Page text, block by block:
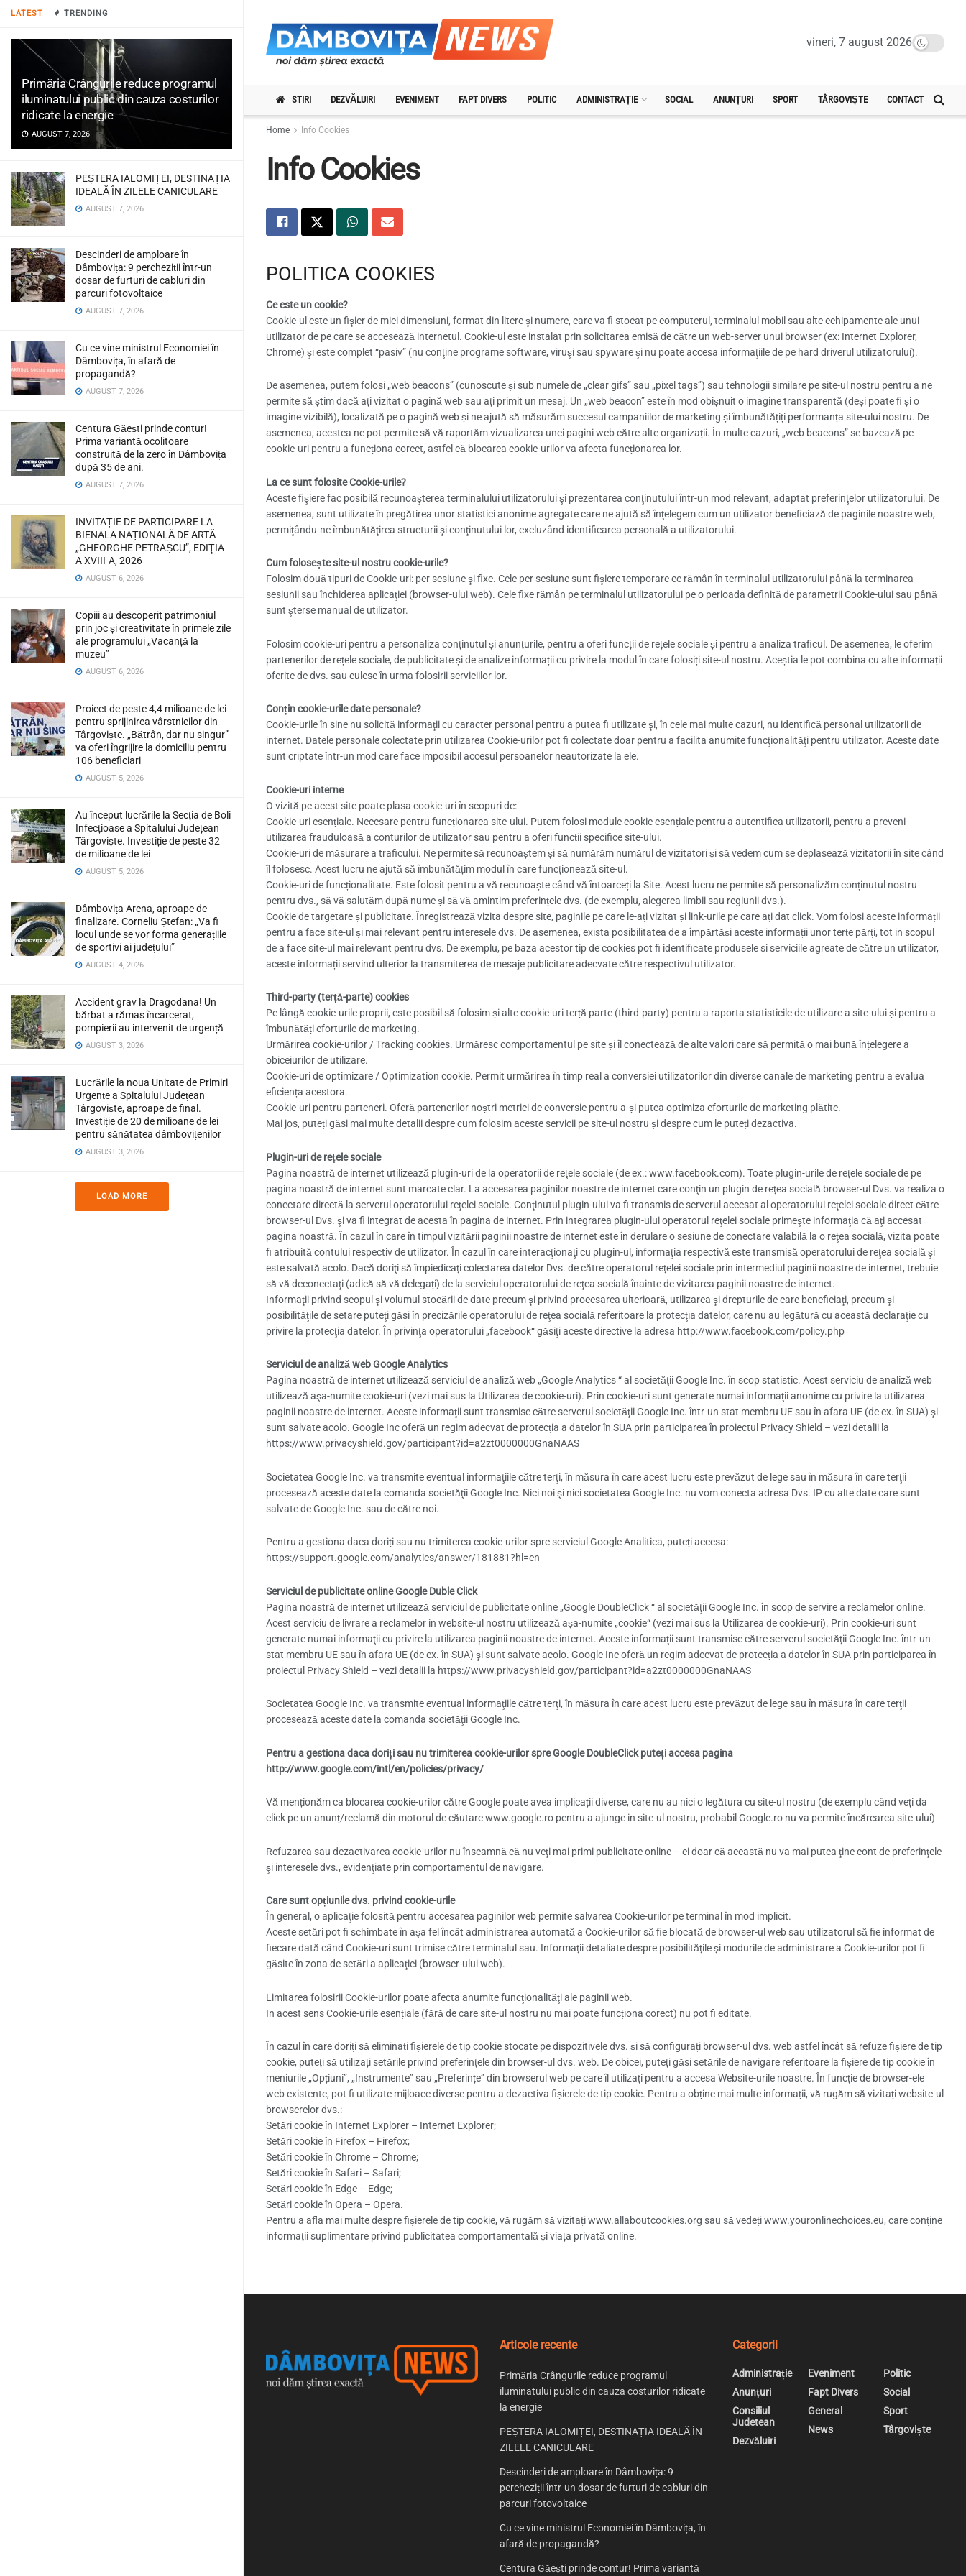
LATEST TRENDING
Primăria Crângurile reduce programul
iluminatului public din cauza costurilor
ridicate la energie
AUGUST 7, 2026
PEȘTERA IALOMIȚEI, DESTINAȚIA
IDEALĂ ÎN ZILELE CANICULARE
AUGUST 7, 2026
Descinderi de amploare în
Dâmbovița: 9 percheziții într-un
dosar de furturi de cabluri din
parcuri fotovoltaice
AUGUST 7, 2026
Cu ce vine ministrul Economiei în
Dâmbovița, în afară de
propagandă?
AUGUST 7, 2026
Centura Găești prinde contur!
Prima variantă ocolitoare
construită de la zero în Dâmbovița
după 35 de ani.
AUGUST 7, 2026
INVITAȚIE DE PARTICIPARE LA
BIENALA NAȚIONALĂ DE ARTĂ
„GHEORGHE PETRAȘCU”, EDIŢIA
A XVIII-A, 2026
AUGUST 6, 2026
Copiii au descoperit patrimoniul
prin joc și creativitate în primele zile
ale programului „Vacanță la
muzeu”
AUGUST 6, 2026
Proiect de peste 4,4 milioane de lei
pentru sprijinirea vârstnicilor din
Târgoviște. „Bătrân, dar nu singur”
va oferi îngrijire la domiciliu pentru
106 beneficiari
AUGUST 5, 2026
Au început lucrările la Secția de Boli
Infecțioase a Spitalului Județean
Târgoviște. Investiție de peste 32
de milioane de lei
AUGUST 5, 2026
Dâmbovița Arena, aproape de
finalizare. Corneliu Ștefan: „Va fi
locul unde se vor forma generațiile
de sportivi ai județului”
AUGUST 4, 2026
Accident grav la Dragodana! Un
bărbat a rămas încarcerat,
pompierii au intervenit de urgență
AUGUST 3, 2026
Lucrările la noua Unitate de Primiri
Urgențe a Spitalului Județean
Târgoviște, aproape de final.
Investiție de 20 de milioane de lei
pentru sănătatea dâmbovițenilor
AUGUST 3, 2026
LOAD MORE
vineri, 7 august 2026
STIRI DEZVĂLUIRI EVENIMENT FAPT DIVERS POLITIC ADMINISTRAȚIE SOCIAL ANUNȚURI SPORT TÂRGOVIȘTE CONTACT
Home Info Cookies
Info Cookies
POLITICA COOKIES
Ce este un cookie?
Cookie-ul este un fişier de mici dimensiuni, format din litere şi numere, care va fi stocat pe computerul, terminalul mobil sau alte echipamente ale unui
utilizator de pe care se accesează internetul. Cookie-ul este instalat prin solicitarea emisă de către un web-server unui browser (ex: Internet Explorer,
Chrome) şi este complet “pasiv” (nu conţine programe software, viruşi sau spyware şi nu poate accesa informaţiile de pe hard driverul utilizatorului).
De asemenea, putem folosi „web beacons” (cunoscute și sub numele de „clear gifs” sau „pixel tags”) sau tehnologii similare pe site-ul nostru pentru a ne
permite să știm dacă ați vizitat o pagină web sau ați primit un mesaj. Un „web beacon” este în mod obișnuit o imagine transparentă (deși poate fi și o
imagine vizibilă), localizată pe o pagină web și ne ajută să măsurăm succesul campaniilor de marketing și îmbunătățiți performanța site-ului nostru. De
asemenea, acestea ne pot permite să vă raportăm vizualizarea unei pagini web către alte organizații. În multe cazuri, „web beacons” se bazează pe
cookie-uri pentru a funcționa corect, astfel că blocarea cookie-urilor va afecta funcționarea lor.
La ce sunt folosite Cookie-urile?
Aceste fişiere fac posibilă recunoaşterea terminalului utilizatorului şi prezentarea conţinutului într-un mod relevant, adaptat preferinţelor utilizatorului. De
asemenea, sunt utilizate în pregătirea unor statistici anonime agregate care ne ajută să înţelegem cum un utilizator beneficiază de paginile noastre web,
permiţându-ne îmbunătăţirea structurii şi conţinutului lor, excluzând identificarea personală a utilizatorului.
Cum folosește site-ul nostru cookie-urile?
Folosim două tipuri de Cookie-uri: per sesiune şi fixe. Cele per sesiune sunt fişiere temporare ce rămân în terminalul utilizatorului până la terminarea
sesiunii sau închiderea aplicaţiei (browser-ului web). Cele fixe rămân pe terminalul utilizatorului pe o perioada definită de parametrii Cookie-ului sau până
sunt şterse manual de utilizator.
Folosim cookie-uri pentru a personaliza conținutul și anunțurile, pentru a oferi funcții de rețele sociale și pentru a analiza traficul. De asemenea, le oferim
partenerilor de rețele sociale, de publicitate și de analize informații cu privire la modul în care folosiți site-ul nostru. Aceștia le pot combina cu alte informații
oferite de dvs. sau culese în urma folosirii serviciilor lor.
Conțin cookie-urile date personale?
Cookie-urile în sine nu solicită informaţii cu caracter personal pentru a putea fi utilizate şi, în cele mai multe cazuri, nu identifică personal utilizatorii de
internet. Datele personale colectate prin utilizarea Cookie-urilor pot fi colectate doar pentru a facilita anumite funcţionalităţi pentru utilizator. Aceste date
sunt criptate într-un mod care face imposibil accesul persoanelor neautorizate la ele.
Cookie-uri interne
O vizită pe acest site poate plasa cookie-uri în scopuri de:
Cookie-uri esențiale. Necesare pentru funcționarea site-ului. Putem folosi module cookie esențiale pentru a autentifica utilizatorii, pentru a preveni
utilizarea frauduloasă a conturilor de utilizator sau pentru a oferi funcții specifice site-ului.
Cookie-uri de măsurare a traficului. Ne permite să recunoaștem și să numărăm numărul de vizitatori și să vedem cum se deplasează vizitatorii în site când
îl folosesc. Acest lucru ne ajută să îmbunătățim modul în care funcționează site-ul.
Cookie-uri de funcționalitate. Este folosit pentru a vă recunoaște când vă întoarceți la Site. Acest lucru ne permite să personalizăm conținutul nostru
pentru dvs., să vă salutăm după nume și să vă amintim preferințele dvs. (de exemplu, alegerea limbii sau regiunii dvs.).
Cookie de targetare și publicitate. Înregistrează vizita despre site, paginile pe care le-ați vizitat și link-urile pe care ați dat click. Vom folosi aceste informații
pentru a face site-ul și mai relevant pentru interesele dvs. De asemenea, exista posibilitatea de a împărtăși aceste informații unor terțe părți, tot in scopul
de a face site-ul mai relevant pentru dvs. De exemplu, pe baza acestor tip de cookies pot fi identificate produsele si serviciile agreate de către un utilizator,
aceste informații servind ulterior la transmiterea de mesaje publicitare adecvate către respectivul utilizator.
Third-party (terță-parte) cookies
Pe lângă cookie-urile proprii, este posibil să folosim și alte cookie-uri terță parte (third-party) pentru a raporta statisticile de utilizare a site-ului și pentru a
îmbunătăți eforturile de marketing.
Urmărirea cookie-urilor / Tracking cookies. Urmăresc comportamentul pe site și îl conectează de alte valori care să permită o mai bună înțelegere a
obiceiurilor de utilizare.
Cookie-uri de optimizare / Optimization cookie. Permit urmărirea în timp real a conversiei utilizatorilor din diverse canale de marketing pentru a evalua
eficiența acestora.
Cookie-uri pentru parteneri. Oferă partenerilor noștri metrici de conversie pentru a-și putea optimiza eforturile de marketing plătite.
Mai jos, puteți găsi mai multe detalii despre cum folosim aceste servicii pe site-ul nostru și despre cum le puteți dezactiva.
Plugin-uri de reţele sociale
Pagina noastră de internet utilizează plugin-uri de la operatorii de reţele sociale (de ex.: www.facebook.com). Toate plugin-urile de reţele sociale de pe
pagina noastră de internet sunt marcate clar. La accesarea paginilor noastre de internet care conţin un plugin de reţea socială browser-ul Dvs. va realiza o
conectare directă la serverul operatorului reţelei sociale. Conţinutul plugin-ului va fi transmis de serverul accesat al operatorului reţelei sociale direct către
browser-ul Dvs. şi va fi integrat de acesta în pagina de internet. Prin integrarea plugin-ului operatorul reţelei sociale primeşte informaţia că aţi accesat
pagina noastră. În cazul în care în timpul vizitării paginii noastre de internet este în derulare o sesiune de conectare valabilă la o reţea socială, vizita poate
fi atribuită contului respectiv de utilizator. În cazul în care interacţionaţi cu plugin-ul, informaţia respectivă este transmisă operatorului de reţea socială şi
este salvată acolo. Dacă doriţi să împiedicaţi colectarea datelor Dvs. de către operatorul reţelei sociale prin intermediul paginii noastre de internet, trebuie
să vă deconectaţi (adică să vă delegați) de la serviciul operatorului de reţea socială înainte de vizitarea paginii noastre de internet.
Informaţii privind scopul şi volumul stocării de date precum şi privind procesarea ulterioară, utilizarea şi drepturile de care beneficiaţi, precum şi
posibilităţile de setare puteţi găsi în precizările operatorului de reţea socială referitoare la protecţia datelor, care nu au legătură cu această declaraţie cu
privire la protecţia datelor. În privinţa operatorului „facebook“ găsiţi aceste directive la adresa http://www.facebook.com/policy.php
Serviciul de analiză web Google Analytics
Pagina noastră de internet utilizează serviciul de analiză web „Google Analytics “ al societăţii Google Inc. în scop statistic. Acest serviciu de analiză web
utilizează aşa-numite cookie-uri (vezi mai sus la Utilizarea de cookie-uri). Prin cookie-uri sunt generate numai informaţii anonime cu privire la utilizarea
paginii noastre de internet. Aceste informaţii sunt transmise către serverul societăţii Google Inc. într-un stat membru UE sau în afara UE (de ex. în SUA) şi
sunt salvate acolo. Google Inc oferă un regim adecvat de protecția a datelor în SUA prin participarea în proiectul Privacy Shield – vezi detalii la
https://www.privacyshield.gov/participant?id=a2zt0000000GnaNAAS
Societatea Google Inc. va transmite eventual informaţiile către terţi, în măsura în care acest lucru este prevăzut de lege sau în măsura în care terţii
procesează aceste date la comanda societăţii Google Inc. Nici noi şi nici societatea Google Inc. nu vom conecta adresa Dvs. IP cu alte date care sunt
salvate de Google Inc. sau de către noi.
Pentru a gestiona daca doriți sau nu trimiterea cookie-urilor spre serviciul Google Analitica, puteți accesa:
https://support.google.com/analytics/answer/181881?hl=en
Serviciul de publicitate online Google Duble Click
Pagina noastră de internet utilizează serviciul de publicitate online „Google DoubleClick “ al societăţii Google Inc. în scop de servire a reclamelor online.
Acest serviciu de livrare a reclamelor in website-ul nostru utilizează aşa-numite „cookie“ (vezi mai sus la Utilizarea de cookie-uri). Prin cookie-uri sunt
generate numai informaţii cu privire la utilizarea paginii noastre de internet. Aceste informaţii sunt transmise către serverul societăţii Google Inc. într-un
stat membru UE sau în afara UE (de ex. în SUA) şi sunt salvate acolo. Google Inc oferă un regim adecvat de protecția a datelor în SUA prin participarea în
proiectul Privacy Shield – vezi detalii la https://www.privacyshield.gov/participant?id=a2zt0000000GnaNAAS
Societatea Google Inc. va transmite eventual informaţiile către terţi, în măsura în care acest lucru este prevăzut de lege sau în măsura în care terţii
procesează aceste date la comanda societăţii Google Inc.
Pentru a gestiona daca doriți sau nu trimiterea cookie-urilor spre Google DoubleClick puteți accesa pagina
http://www.google.com/intl/en/policies/privacy/
Vă menționăm ca blocarea cookie-urilor către Google poate avea implicații diverse, care nu au nici o legătura cu site-ul nostru (de exemplu când veți da
click pe un anunț/reclamă din motorul de căutare www.google.ro pentru a ajunge in site-ul nostru, probabil Google.ro nu va permite încărcarea site-ului)
Refuzarea sau dezactivarea cookie-urilor nu înseamnă că nu veţi mai primi publicitate online – ci doar că această nu va mai putea ţine cont de preferinţele
şi interesele dvs., evidenţiate prin comportamentul de navigare.
Care sunt opțiunile dvs. privind cookie-urile
În general, o aplicaţie folosită pentru accesarea paginilor web permite salvarea Cookie-urilor pe terminal în mod implicit.
Aceste setări pot fi schimbate în aşa fel încât administrarea automată a Cookie-urilor să fie blocată de browser-ul web sau utilizatorul să fie informat de
fiecare dată când Cookie-uri sunt trimise către terminalul sau. Informaţii detaliate despre posibilităţile şi modurile de administrare a Cookie-urilor pot fi
găsite în zona de setări a aplicaţiei (browser-ului web).
Limitarea folosirii Cookie-urilor poate afecta anumite funcţionalităţi ale paginii web.
In acest sens Cookie-urile esențiale (fără de care site-ul nostru nu mai poate funcționa corect) nu pot fi editate.
În cazul în care doriți să eliminați fișierele de tip cookie stocate pe dispozitivele dvs. și să configurați browser-ul dvs. web astfel încât să refuze fișiere de tip
cookie, puteți să utilizați setările privind preferințele din browser-ul dvs. web. De obicei, puteți găsi setările de navigare referitoare la fișiere de tip cookie în
meniurile „Opțiuni”, „Instrumente” sau „Preferințe” din browserul web pe care îl utilizați pentru a accesa Website-urile noastre. În funcție de browser-ele
web existente, pot fi utilizate mijloace diverse pentru a dezactiva fișierele de tip cookie. Pentru a obține mai multe informații, vă rugăm să vizitați website-ul
browserelor dvs.:
Setări cookie în Internet Explorer – Internet Explorer;
Setări cookie în Firefox – Firefox;
Setări cookie în Chrome – Chrome;
Setări cookie în Safari – Safari;
Setări cookie în Edge – Edge;
Setări cookie în Opera – Opera.
Pentru a afla mai multe despre fișierele de tip cookie, vă rugăm să vizitați www.allaboutcookies.org sau să vedeți www.youronlinechoices.eu, care conține
informații suplimentare privind publicitatea comportamentală și viața privată online.
Articole recente
Primăria Crângurile reduce programul
iluminatului public din cauza costurilor ridicate
la energie
PEȘTERA IALOMIȚEI, DESTINAȚIA IDEALĂ ÎN
ZILELE CANICULARE
Descinderi de amploare în Dâmbovița: 9
percheziții într-un dosar de furturi de cabluri din
parcuri fotovoltaice
Cu ce vine ministrul Economiei în Dâmbovița, în
afară de propagandă?
Centura Găești prinde contur! Prima variantă
Categorii
Administrație
Anunțuri
Consiliul
Judetean
Dezvăluiri
Eveniment
Fapt Divers
General
News
Politic
Social
Sport
Târgoviște